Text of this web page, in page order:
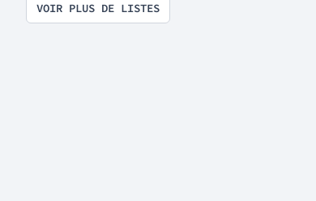
VOIR PLUS DE LISTES